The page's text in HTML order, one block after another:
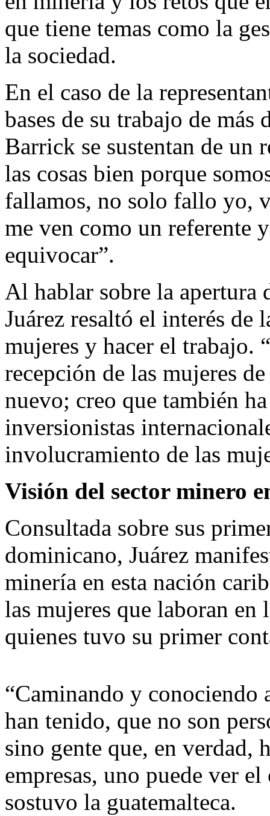
que tiene temas como la
la sociedad.
En el caso de la
bases de su trabajo de más
Barrick se sustentan de un
las cosas bien porque
fallamos, no solo fallo yo,
me ven como un referente
equivocar”.
Al hablar sobre la apertura
Juárez resaltó el interés de
mujeres y hacer el trabajo.
recepción de las mujeres
nuevo; creo que también
inversionistas
involucramiento de las
Visión del sector minero
Consultada sobre sus
dominicano, Juárez
minería en esta nación
las mujeres que laboran
quienes tuvo su primer
“Caminando y conociendo
han tenido, que no son
sino gente que, en verdad,
empresas, uno puede ver
sostuvo la guatemalteca.